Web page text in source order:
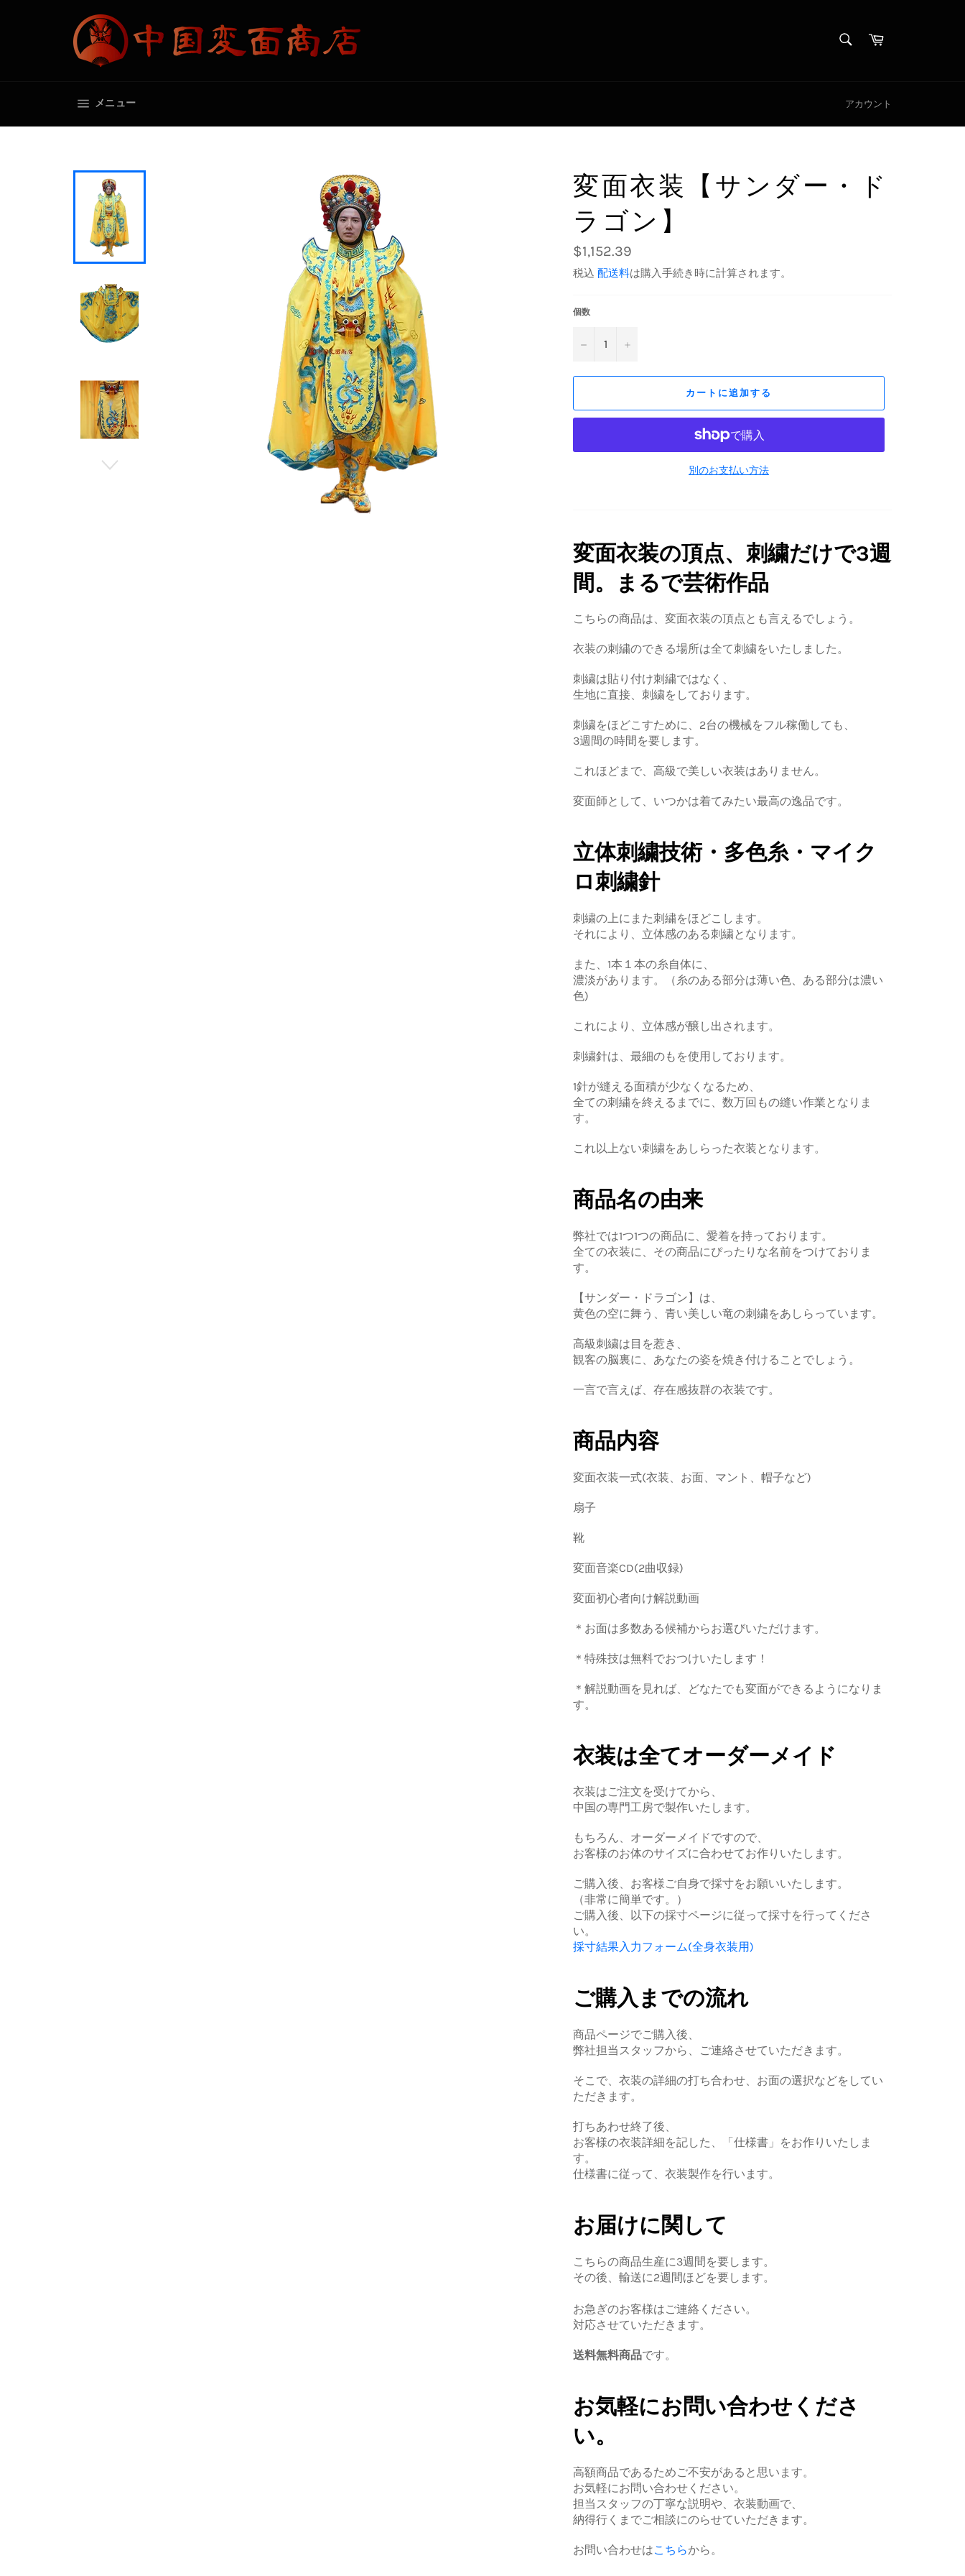
カ
メニュー アカウント
変面衣装【サンダー・ド
ラゴン】
通
常
価
$1,152.39
税込 配送料は購入手続き時に計算されます。
個数
− +
カートに追加する
別のお支払い方法
変面衣装の頂点、刺繍だけで3週
間。まるで芸術作品
こちらの商品は、変面衣装の頂点とも言えるでしょう。
衣装の刺繍のできる場所は全て刺繍をいたしました。
刺繍は貼り付け刺繍ではなく、
生地に直接、刺繍をしております。
刺繍をほどこすために、2台の機械をフル稼働しても、
3週間の時間を要します。
これほどまで、高級で美しい衣装はありません。
変面師として、いつかは着てみたい最高の逸品です。
立体刺繍技術・多色糸・マイク
ロ刺繍針
刺繍の上にまた刺繍をほどこします。
それにより、立体感のある刺繍となります。
また、1本１本の糸自体に、
濃淡があります。（糸のある部分は薄い色、ある部分は濃い
色)
これにより、立体感が醸し出されます。
刺繍針は、最細のもを使用しております。
1針が縫える面積が少なくなるため、
全ての刺繍を終えるまでに、数万回もの縫い作業となりま
す。
これ以上ない刺繍をあしらった衣装となります。
商品名の由来
弊社では1つ1つの商品に、愛着を持っております。
全ての衣装に、その商品にぴったりな名前をつけておりま
す。
【サンダー・ドラゴン】は、
黄色の空に舞う、青い美しい竜の刺繍をあしらっています。
高級刺繍は目を惹き、
観客の脳裏に、あなたの姿を焼き付けることでしょう。
一言で言えば、存在感抜群の衣装です。
商品内容
変面衣装一式(衣装、お面、マント、帽子など)
扇子
靴
変面音楽CD(2曲収録)
変面初心者向け解説動画
＊お面は多数ある候補からお選びいただけます。
＊特殊技は無料でおつけいたします！
＊解説動画を見れば、どなたでも変面ができるようになりま
す。
衣装は全てオーダーメイド
衣装はご注文を受けてから、
中国の専門工房で製作いたします。
もちろん、オーダーメイドですので、
お客様のお体のサイズに合わせてお作りいたします。
ご購入後、お客様ご自身で採寸をお願いいたします。
（非常に簡単です。）
ご購入後、以下の採寸ページに従って採寸を行ってくださ
い。
採寸結果入力フォーム(全身衣装用)
ご購入までの流れ
商品ページでご購入後、
弊社担当スタッフから、ご連絡させていただきます。
そこで、衣装の詳細の打ち合わせ、お面の選択などをしてい
ただきます。
打ちあわせ終了後、
お客様の衣装詳細を記した、「仕様書」をお作りいたしま
す。
仕様書に従って、衣装製作を行います。
お届けに関して
こちらの商品生産に3週間を要します。
その後、輸送に2週間ほどを要します。
お急ぎのお客様はご連絡ください。
対応させていただきます。
送料無料商品です。
お気軽にお問い合わせくださ
い。
高額商品であるためご不安があると思います。
お気軽にお問い合わせください。
担当スタッフの丁寧な説明や、衣装動画で、
納得行くまでご相談にのらせていただきます。
お問い合わせはこちらから。